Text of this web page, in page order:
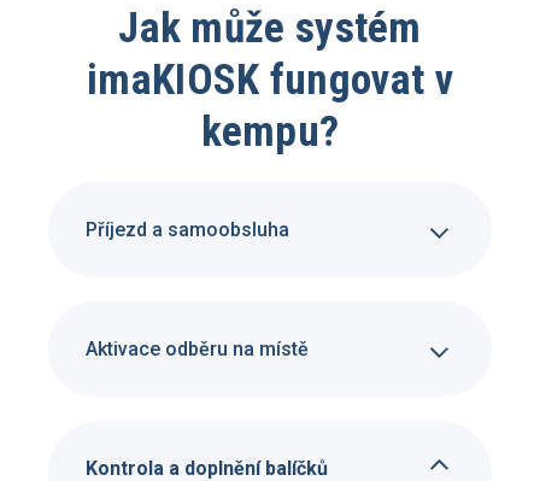
Jak může systém
imaKIOSK fungovat v
kempu?
Příjezd a samoobsluha
Aktivace odběru na místě
Kontrola a doplnění balíčků